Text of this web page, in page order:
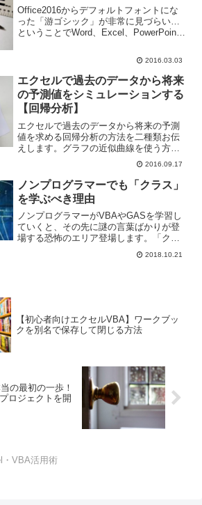
Office2016からデフォルトフォントにな
った「游ゴシック」が非常に見づらい…
ということでWord、Excel、PowerPoint
2016.03.03
エクセルで過去のデータから将来
の予測値をシミュレーションする
【回帰分析】
エクセルで過去のデータから将来の予測
値を求める回帰分析の方法を二種類お伝
えします。グラフの近似曲線を使う方法
と、FORCAST関数を使う方法で将来の
ページビューの予測値をシミュレーショ
ンしていきます。
2016.09.17
ノンプログラマーでも「クラス」
を学ぶべき理由
ノンプログラマーがVBAやGASを学習し
ていくと、その先に謎の言葉ばかりが登
場する恐怖のエリア登場します。「クラ
ス」です。今回は、「なぜノンプログラ
マーがクラスを学ぶべきなのか」につい
2018.10.21
【初心者向けエクセルVBA】ワークブッ
クを別名で保存して閉じる方法
の最初の一歩！
ロジェクトを開
・VBA活用術